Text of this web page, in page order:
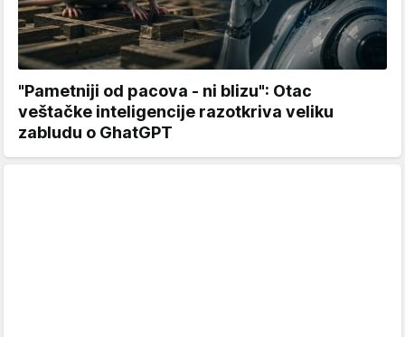
"Pametniji od pacova - ni blizu": Otac
veštačke inteligencije razotkriva veliku
zabludu o GhatGPT